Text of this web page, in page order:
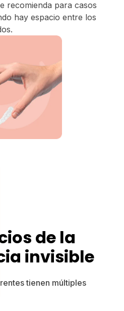
recomienda para casos
hay espacio entre los
de la
invisible
tienen múltiples